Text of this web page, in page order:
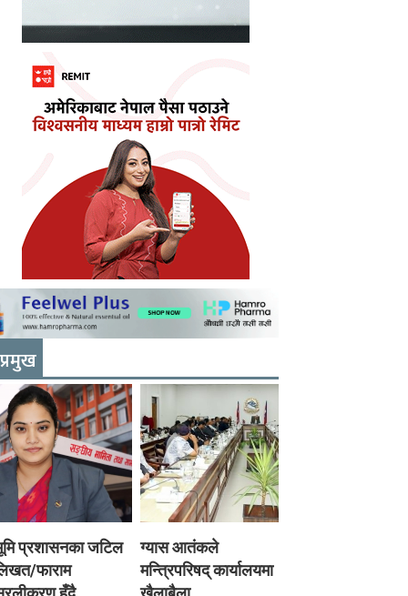
प्रमुख
प्रशासनका जटिल
फाराम
ग्यास आतंकले
मन्त्रिपरिषद् कार्यालयमा